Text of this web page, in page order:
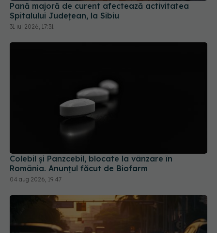
Pană majoră de curent afectează activitatea
Spitalului Județean, la Sibiu
31 iul 2026, 17:31
Colebil și Panzcebil, blocate la vânzare în
România. Anunțul făcut de Biofarm
04 aug 2026, 19:47